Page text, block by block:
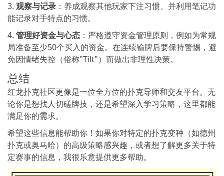
3. 观察与记录 ：养成观察其他玩家下注习惯、并利用笔记功
能记录对手特点的习惯。
4. 管理好资金与心态 ：严格遵守资金管理原则，例如为常规
局准备至少50个买入的资金。在连续输牌后要保持警惕，避
免因情绪失控（俗称"Tilt"）而做出非理性决策。
总结
红龙扑克社区更像是一位全方位的扑克导师和交友平台。无
论你是想找人切磋牌技，还是希望深入学习策略，这里都能
满足你的需求。
希望这些信息能帮助你！如果你对特定的扑克变种（如德州
扑克或奥马哈）的高级策略感兴趣，或者想了解更多关于特
定赛事的信息，我很乐意提供更多帮助。